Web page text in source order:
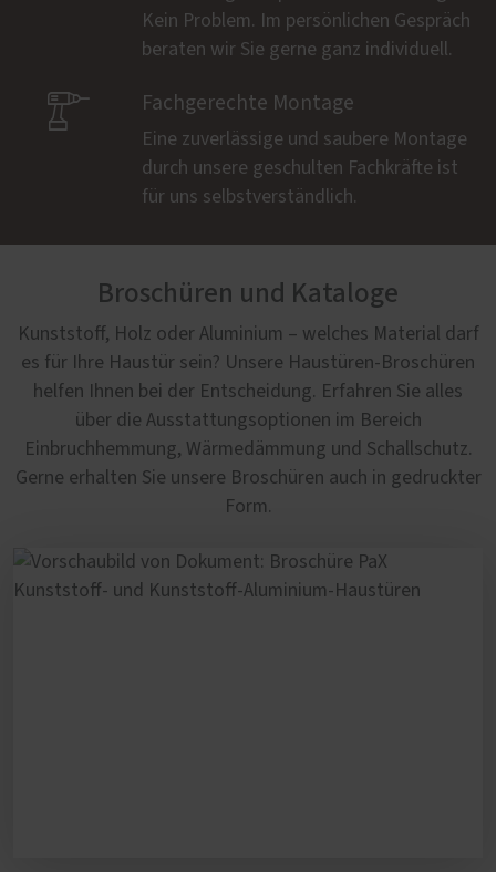
Kein Problem. Im persönlichen Gespräch
beraten wir Sie gerne ganz individuell.
 Fachgerechte Montage
Eine zuverlässige und saubere Montage
durch unsere geschulten Fachkräfte ist
für uns selbstverständlich.
Broschüren und Kataloge
Kunststoff, Holz oder Aluminium – welches Material darf
es für Ihre Haustür sein? Unsere Haustüren-Broschüren
helfen Ihnen bei der Entscheidung. Erfahren Sie alles
über die Ausstattungsoptionen im Bereich
Einbruchhemmung, Wärmedämmung und Schallschutz.
Gerne erhalten Sie unsere Broschüren auch in gedruckter
Form.